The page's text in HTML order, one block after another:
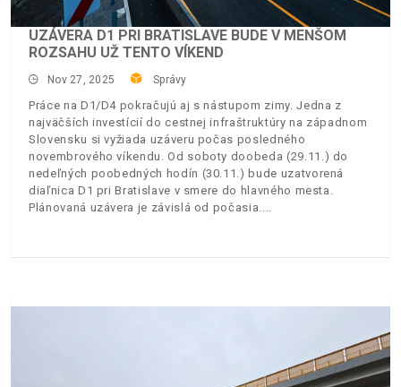
UZÁVERA D1 PRI BRATISLAVE BUDE V MENŠOM
ROZSAHU UŽ TENTO VÍKEND
Nov 27, 2025 Správy
Práce na D1/D4 pokračujú aj s nástupom zimy. Jedna z
najväčších investícií do cestnej infraštruktúry na západnom
Slovensku si vyžiada uzáveru počas posledného
novembrového víkendu. Od soboty doobeda (29.11.) do
nedeľných poobedných hodín (30.11.) bude uzatvorená
diaľnica D1 pri Bratislave v smere do hlavného mesta.
Plánovaná uzávera je závislá od počasia.